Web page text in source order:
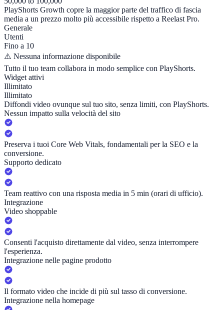
PlayShorts Growth copre la maggior parte del traffico di fascia
media a un prezzo molto più accessibile rispetto a Reelast Pro.
Generale
Utenti
Fino a 10
⚠️ Nessuna informazione disponibile
Tutto il tuo team collabora in modo semplice con PlayShorts.
Widget attivi
Illimitato
Illimitato
Diffondi video ovunque sul tuo sito, senza limiti, con PlayShorts.
Nessun impatto sulla velocità del sito
Preserva i tuoi Core Web Vitals, fondamentali per la SEO e la
conversione.
Supporto dedicato
Team reattivo con una risposta media in 5 min (orari di ufficio).
Integrazione
Video shoppable
Consenti l'acquisto direttamente dal video, senza interrompere
l'esperienza.
Integrazione nelle pagine prodotto
Il formato video che incide di più sul tasso di conversione.
Integrazione nella homepage